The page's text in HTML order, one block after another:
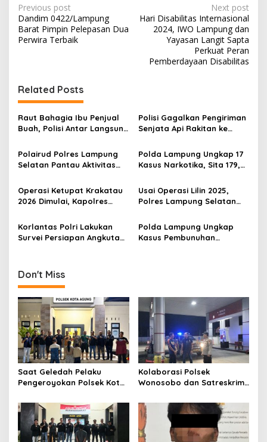
P
o
s
a
v
i
a
i
n
Previous post
Dandim 0422/Lampung
Barat Pimpin Pelepasan Dua
Perwira Terbaik
Next post
Hari Disabilitas Internasional
2024, IWO Lampung dan
Yayasan Langit Sapta
Perkuat Peran
Pemberdayaan Disabilitas
Related Posts
Raut Bahagia Ibu Penjual
Buah, Polisi Antar Langsung
Korban
Polisi Gagalkan Pengiriman
Senjata Api Rakitan ke
Paket Akui Tiga Kali Beraksi
Begal di Serang
Polairud Polres Lampung
Selatan Pantau Aktivitas
Warga Dihimbau Tak
Percaya Hoak
Polda Lampung Ungkap 17
Kasus Narkotika, Sita 179,5
948 Ribu Jiwa
Operasi Ketupat Krakatau
2026 Dimulai, Kapolres
dan Pelayanan Prima
Usai Operasi Lilin 2025,
Polres Lampung Selatan
Personel hingga 5 Januari
Korlantas Polri Lakukan
Survei Persiapan Angkutan
Polda Lampung Ungkap
Kasus Pembunuhan
Don't Miss
Saat Geledah Pelaku
Pengeroyokan Polsek Kota
Presisi Polres Tanggamus
Amankan Satu Pria Dua
Wanita Terungkap Dugaan
Pengguna Narkoba
Kolaborasi Polsek
Wonosobo dan Satreskrim
Tindaklanjuti Informasi
Dugaan Pengecoran BBM
Subsidi di SPBU Lakaran